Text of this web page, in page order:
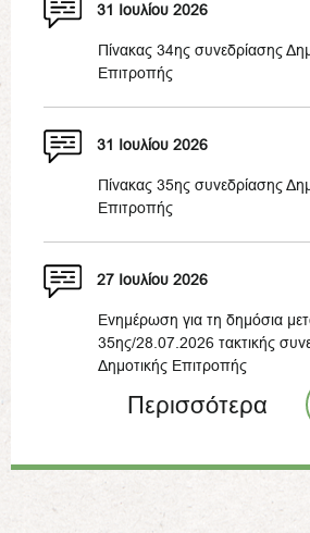
31 Ιουλίου 2026
Πίνακας 34ης συνεδρίασης
Επιτροπής
31 Ιουλίου 2026
Πίνακας 35ης συνεδρίασης
Επιτροπής
27 Ιουλίου 2026
Ενημέρωση για τη δημόσια
35ης/28.07.2026 τακτικής
Δημοτικής Επιτροπής
Περισσότερα